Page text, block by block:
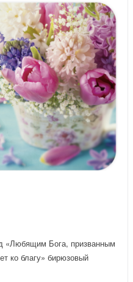
«Любящим Бога, призванным
ко благу» бирюзовый